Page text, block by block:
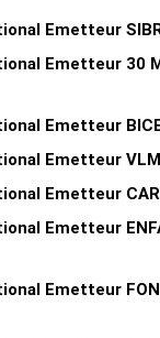
Emetteur
Emetteur 30
Emetteur
Emetteur
Emetteur
Emetteur
Emetteur